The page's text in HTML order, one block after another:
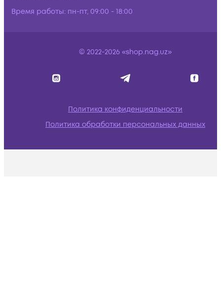
Время работы: пн-пт, 09:00 - 18:00
© 2022-2026 «shop.nag.uz»
Политика конфиденциальности
Политика обработки персональных данных